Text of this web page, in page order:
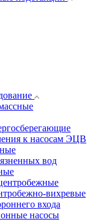
к насосам ЭЦВ
вод
вихревые
входа
насосы